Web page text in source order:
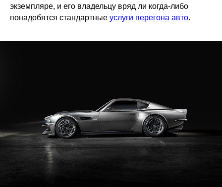
экземпляре, и его владельцу вряд ли когда-либо
понадобятся стандартные услуги перегона авто.